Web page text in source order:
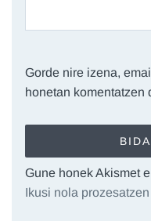
Gorde nire izena,
honetan komentatzen
Gune honek Akismet
Ikusi nola